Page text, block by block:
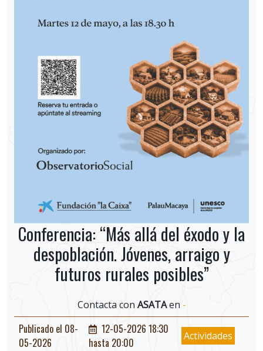
Conferencia: “Más allá del éxodo y la
despoblación. Jóvenes, arraigo y
futuros rurales posibles”
Contacta con ASATAen -
Publicado el 08-
05-2026
12-05-2026 18:30
hasta 20:00
Actividades